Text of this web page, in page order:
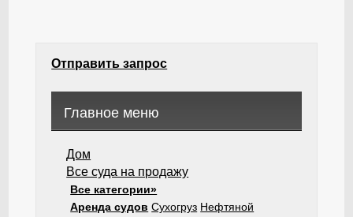
Отправить запрос
Главное меню
Дом
Все суда на продажу
Все категории»
Аренда судов Сухогруз Нефтяной